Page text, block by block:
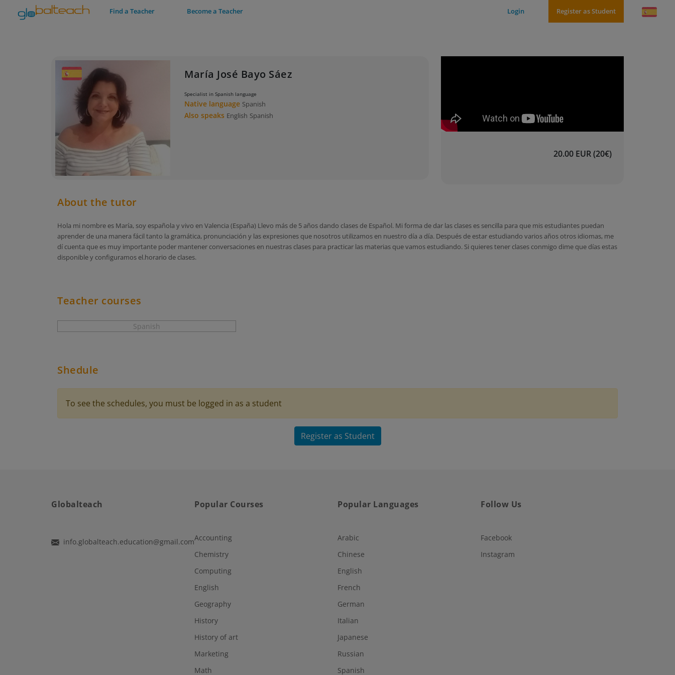
Find a Teacher Become a Teacher Login Register as Student
María José Bayo Sáez
Specialist in Spanish language
Native language Spanish
Also speaks English Spanish
20.00 EUR (20€)
About the tutor
Hola mi nombre es María, soy española y vivo en Valencia (España) Llevo más de 5 años dando clases de Español. Mi forma de dar las clases es sencilla para que mis estudiantes puedan
aprender de una manera fácil tanto la gramática, pronunciación y las expresiones que nosotros utilizamos en nuestro día a día. Después de estar estudiando varios años otros idiomas, me
dí cuenta que es muy importante poder mantener conversaciones en nuestras clases para practicar las materias que vamos estudiando. Si quieres tener clases conmigo dime que días estas
disponible y configuramos el.horario de clases.
Teacher courses
Spanish
Shedule
To see the schedules, you must be logged in as a student
Register as Student
Globalteach
info.globalteach.education@gmail.com
Popular Courses
Accounting
Chemistry
Computing
English
Geography
History
History of art
Marketing
Math
Popular Languages
Arabic
Chinese
English
French
German
Italian
Japanese
Russian
Spanish
Follow Us
Facebook
Instagram